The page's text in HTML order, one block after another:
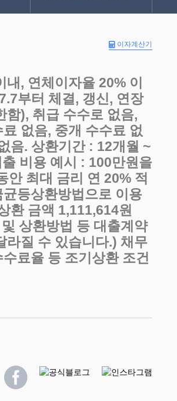
이자계산기
내, 연체이자율 20% 이
부터 체결, 갱신, 연장
함), 취급 수수로 없음,
없음, 중개 수수료 없
음. 상환기간 : 12개월 ~
비용 예시 : 100만원을
안 최대 금리 연 20% 적
등상환방법으로 이용
환 금액 1,111,614원
상환방법 등 대출계약
라질 수 있습니다.) 채무
료율 등 조기상환 조건